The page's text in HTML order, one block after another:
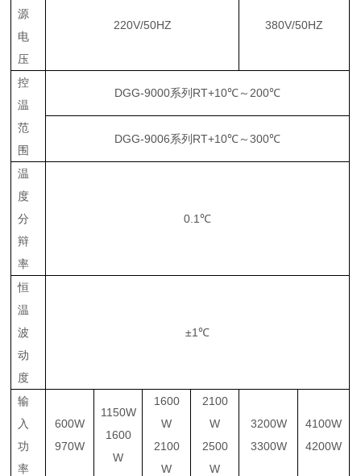
源
电
压
220V/50HZ 380V/50HZ
控
温
范
围
DGG-9000系列 RT+10℃～200℃
DGG-9006系列 RT+10℃～300℃
温
度
分
辩
率
0.1℃
恒
温
波
动
度
±1℃
输
入
功
率
600W
970W
1150W
1600
W
1600
W
2100
W
2100
W
2500
W
3200W
3300W
4100W
4200W